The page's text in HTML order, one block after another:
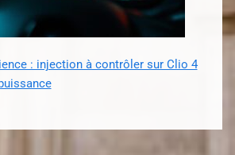
: injection à contrôler sur Clio 4